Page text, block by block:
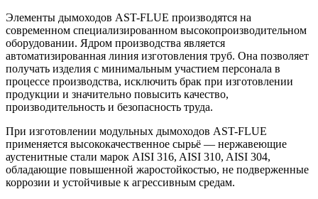
(0,5/
нерж.)
по
широкой
Элементы дымоходов AST-FLUE производятся на
современном специализированном высокопроизводительном
оборудовании. Ядром производства является
автоматизированная линия изготовления труб. Она позволяет
получать изделия с минимальным участием персонала в
процессе производства, исключить брак при изготовлении
продукции и значительно повысить качество,
производительность и безопасность труда.
При изготовлении модульных дымоходов AST-FLUE
применяется высококачественное сырьё — нержавеющие
аустенитные стали марок AISI 316, AISI 310, AISI 304,
обладающие повышенной жаростойкостью, не подверженные
коррозии и устойчивые к агрессивным средам.